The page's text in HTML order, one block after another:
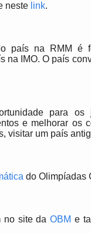
neste link.
país na RMM
na IMO. O país
para
e melhorar os
visitar um país
do Olimpíadas
no site daOBM e